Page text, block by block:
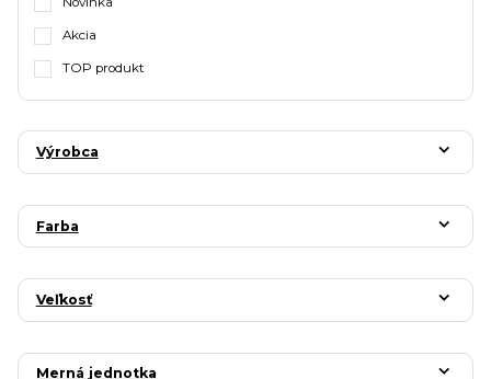
Akcia
TOP produkt
Výrobca
Farba
Veľkosť
Merná jednotka